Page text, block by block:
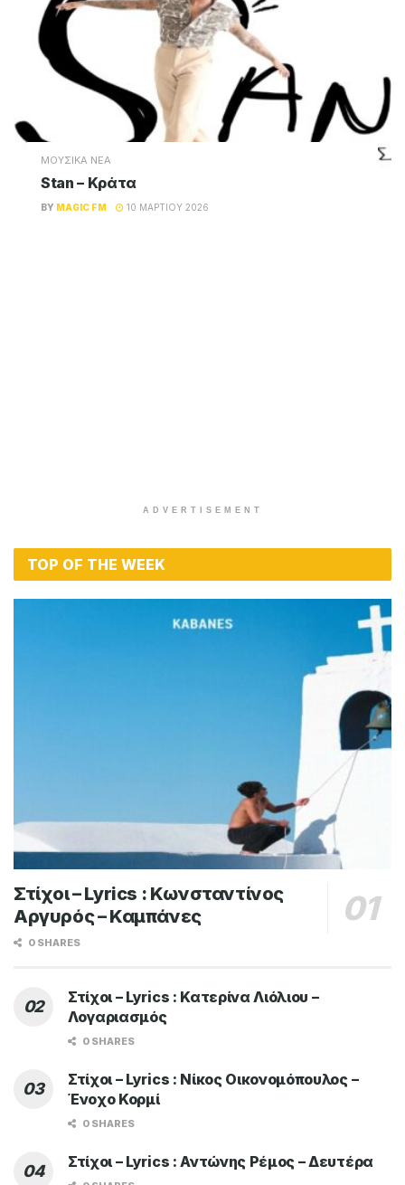
ΜΟΥΣΙΚΑ ΝΕΑ
Stan – Κράτα
BY MAGIC FM 10 ΜΑΡΤΊΟΥ 2026
ADVERTISEMENT
TOP OF THE WEEK
Στίχοι – Lyrics : Κωνσταντίνος
Αργυρός – Καμπάνες
0 SHARES
Στίχοι – Lyrics : Κατερίνα Λιόλιου –
Λογαριασμός
0 SHARES
Στίχοι – Lyrics : Νίκος Οικονομόπουλος –
Ένοχο Κορμί
0 SHARES
Στίχοι – Lyrics : Αντώνης Ρέμος – Δευτέρα